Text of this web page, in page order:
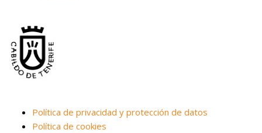
Política de privacidad y protección de datos
Política de cookies